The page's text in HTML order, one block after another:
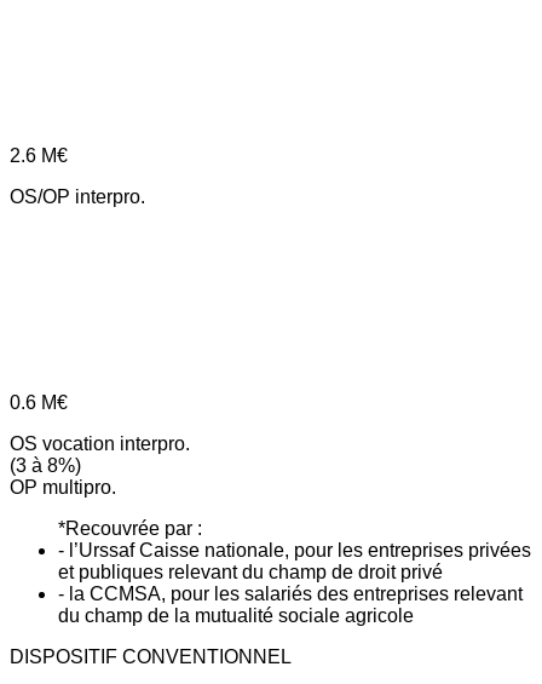
2.6 M€
OS/OP interpro.
0.6 M€
OS vocation interpro.
(3 à 8%)
OP multipro.
*Recouvrée par :
- l’Urssaf Caisse nationale, pour les entreprises privées
et publiques relevant du champ de droit privé
- la CCMSA, pour les salariés des entreprises relevant
du champ de la mutualité sociale agricole
DISPOSITIF CONVENTIONNEL